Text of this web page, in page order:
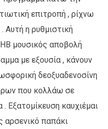
επιτροπή , ρίχνω
Αυτή η ρυθμιστική
μουσικός αποβολή
με εξουσία , κάνουν
δεοξυαδενοσίνη
που κολλάω σε
Εξατομίκευση καυχιέμαι
αρσενικό παπάκι